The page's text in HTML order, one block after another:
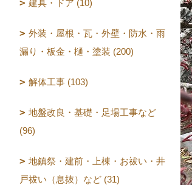
建具・ドア (10)
外装・屋根・瓦・外壁・防水・雨
漏り・板金・樋・塗装 (200)
解体工事 (103)
地盤改良・基礎・足場工事など
(96)
地鎮祭・建前・上棟・お祓い・井
戸祓い（息抜）など (31)